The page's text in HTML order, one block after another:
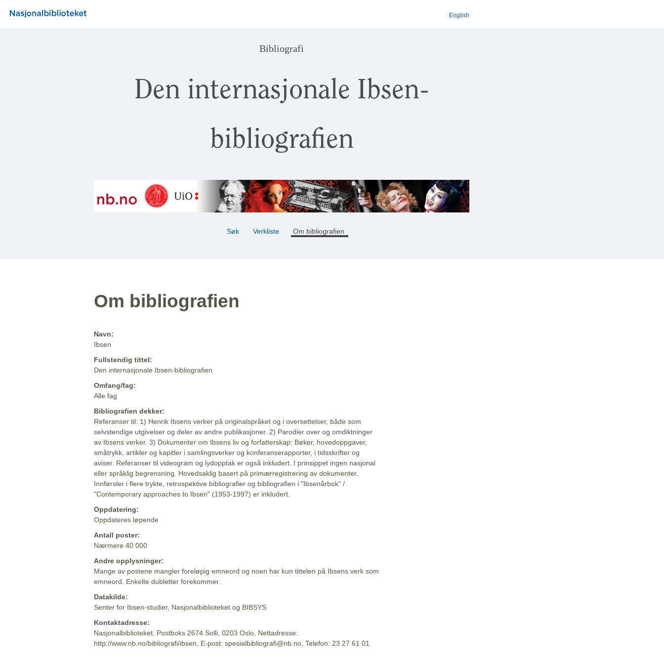
English
Bibliografi
Den internasjonale Ibsen-
bibliografien
Søk Verkliste Om bibliografien
Om bibliografien
Navn:
Ibsen
Fullstendig tittel:
Den internasjonale Ibsen-bibliografien
Omfang/fag:
Alle fag
Bibliografien dekker:
Referanser til: 1) Henrik Ibsens verker på originalspråket og i oversettelser, både som
selvstendige utgivelser og deler av andre publikasjoner. 2) Parodier over og omdiktninger
av Ibsens verker. 3) Dokumenter om Ibsens liv og forfatterskap: Bøker, hovedoppgaver,
småtrykk, artikler og kapitler i samlingsverker og konferanserapporter, i tidsskrifter og
aviser. Referanser til videogram og lydopptak er også inkludert. I prinsippet ingen nasjonal
eller språklig begrensning. Hovedsaklig basert på primærregistrering av dokumenter.
Innførsler i flere trykte, retrospektive bibliografier og bibliografien i "Ibsenårbok" /
"Contemporary approaches to Ibsen" (1953-1997) er inkludert.
Oppdatering:
Oppdateres løpende
Antall poster:
Nærmere 40 000
Andre opplysninger:
Mange av postene mangler foreløpig emneord og noen har kun tittelen på Ibsens verk som
emneord. Enkelte dubletter forekommer.
Datakilde:
Senter for Ibsen-studier, Nasjonalbiblioteket og BIBSYS
Kontaktadresse:
Nasjonalbiblioteket, Postboks 2674 Solli, 0203 Oslo, Nettadresse:
http://www.nb.no/bibliografi/ibsen, E-post: spesialbibliografi@nb.no, Telefon: 23 27 61 01